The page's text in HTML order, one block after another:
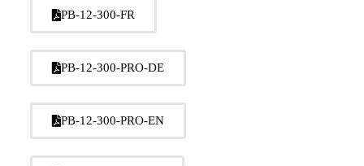
PB-12-300-FR
PB-12-300-PRO-DE
PB-12-300-PRO-EN